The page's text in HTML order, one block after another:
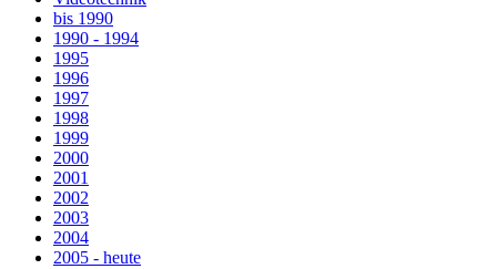
bis 1990
1990 - 1994
1995
1996
1997
1998
1999
2000
2001
2002
2003
2004
2005 - heute